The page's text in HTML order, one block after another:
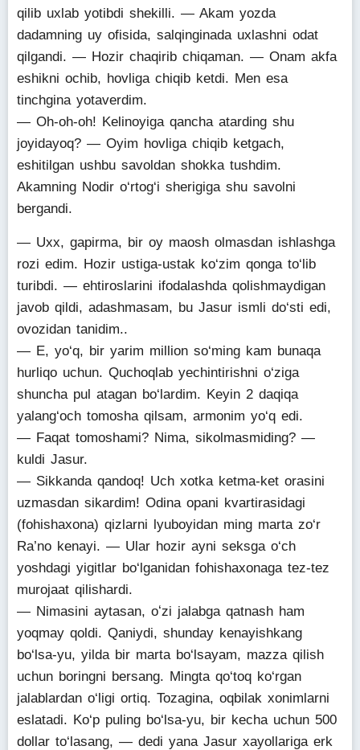
qilib uxlab yotibdi shekilli. — Akam yozda
dadamning uy ofisida, salqinginada uxlashni odat
qilgandi. — Hozir chaqirib chiqaman. — Onam akfa
eshikni ochib, hovliga chiqib ketdi. Men esa
tinchgina yotaverdim.
— Oh-oh-oh! Kelinoyiga qancha atarding shu
joyidayoq? — Oyim hovliga chiqib ketgach,
eshitilgan ushbu savoldan shokka tushdim.
Akamning Nodir o‘rtog‘i sherigiga shu savolni
bergandi.
— Uxx, gapirma, bir oy maosh olmasdan ishlashga
rozi edim. Hozir ustiga-ustak ko‘zim qonga to‘lib
turibdi. — ehtiroslarini ifodalashda qolishmaydigan
javob qildi, adashmasam, bu Jasur ismli do‘sti edi,
ovozidan tanidim..
— E, yo‘q, bir yarim million so‘ming kam bunaqa
hurliqo uchun. Quchoqlab yechintirishni o‘ziga
shuncha pul atagan bo‘lardim. Keyin 2 daqiqa
yalang‘och tomosha qilsam, armonim yo‘q edi.
— Faqat tomoshami? Nima, sikolmasmiding? —
kuldi Jasur.
— Sikkanda qandoq! Uch xotka ketma-ket orasini
uzmasdan sikardim! Odina opani kvartirasidagi
(fohishaxona) qizlarni lyuboyidan ming marta zo‘r
Ra’no kenayi. — Ular hozir ayni seksga o‘ch
yoshdagi yigitlar bo‘lganidan fohishaxonaga tez-tez
murojaat qilishardi.
— Nimasini aytasan, oʻzi jalabga qatnash ham
yoqmay qoldi. Qaniydi, shunday kenayishkang
bo‘lsa-yu, yilda bir marta bo‘lsayam, mazza qilish
uchun boringni bersang. Mingta qo‘toq ko‘rgan
jalablardan o‘ligi ortiq. Tozagina, oqbilak xonimlarni
eslatadi. Ko‘p puling bo‘lsa-yu, bir kecha uchun 500
dollar to‘lasang, — dedi yana Jasur xayollariga erk